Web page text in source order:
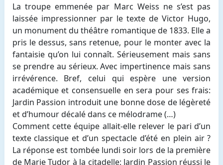
La troupe emmenée par Marc Weiss ne s’est pas
laissée impressionner par le texte de Victor Hugo,
un monument du théâtre romantique de 1833. Elle a
pris le dessus, sans retenue, pour le monter avec la
fantaisie qu’on lui connaît.Sérieusement mais sans
se prendre au sérieux. Avec impertinence mais sans
irrévérence. Bref, celui qui espère une version
académique et consensuelle en sera pour ses frais:
Jardin Passion introduit une bonne dose de légèreté
et d’humour décalé dans ce mélodrame(…)
Comment cette équipe allait-elle relever le pari d’un
texte classique et d’un spectacle d’été en plein air ?
La réponse est tombée lundi soir lors de la première
de Marie Tudor à la citadelle: Jardin Passion réussi le